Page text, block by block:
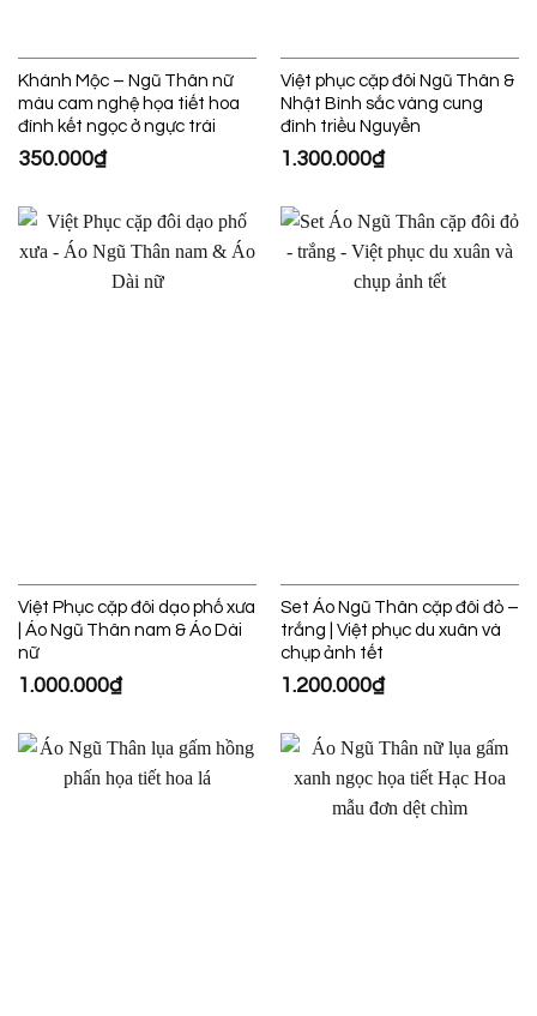
Khánh Mộc – Ngũ Thân nữ
màu cam nghệ họa tiết hoa
đính kết ngọc ở ngực trái
350.000₫
Việt phục cặp đôi Ngũ Thân &
Nhật Bình sắc vàng cung
đình triều Nguyễn
1.300.000₫
Việt Phục cặp đôi dạo phố xưa
| Áo Ngũ Thân nam & Áo Dài
nữ
1.000.000₫
Set Áo Ngũ Thân cặp đôi đỏ –
trắng | Việt phục du xuân và
chụp ảnh tết
1.200.000₫